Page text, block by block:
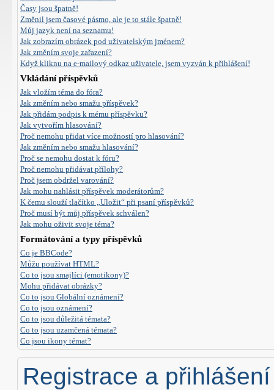
Časy jsou špatně!
Změnil jsem časové pásmo, ale je to stále špatně!
Můj jazyk není na seznamu!
Jak zobrazím obrázek pod uživatelským jménem?
Jak změním svoje zařazení?
Když kliknu na e-mailový odkaz uživatele, jsem vyzván k přihlášení!
Vkládání příspěvků
Jak vložím téma do fóra?
Jak změním nebo smažu příspěvek?
Jak přidám podpis k mému příspěvku?
Jak vytvořím hlasování?
Proč nemohu přidat více možností pro hlasování?
Jak změním nebo smažu hlasování?
Proč se nemohu dostat k fóru?
Proč nemohu přidávat přílohy?
Proč jsem obdržel varování?
Jak mohu nahlásit příspěvek moderátorům?
K čemu slouží tlačítko „Uložit“ při psaní příspěvků?
Proč musí být můj příspěvek schválen?
Jak mohu oživit svoje téma?
Formátování a typy příspěvků
Co je BBCode?
Můžu používat HTML?
Co to jsou smajlíci (emotikony)?
Mohu přidávat obrázky?
Co to jsou Globální oznámení?
Co to jsou oznámení?
Co to jsou důležitá témata?
Co to jsou uzamčená témata?
Co jsou ikony témat?
Registrace a přihlášení